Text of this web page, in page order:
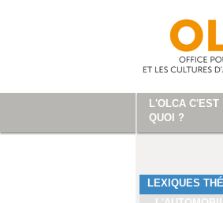
LEXIQUES
L'OLCA C'EST
QUOI ?